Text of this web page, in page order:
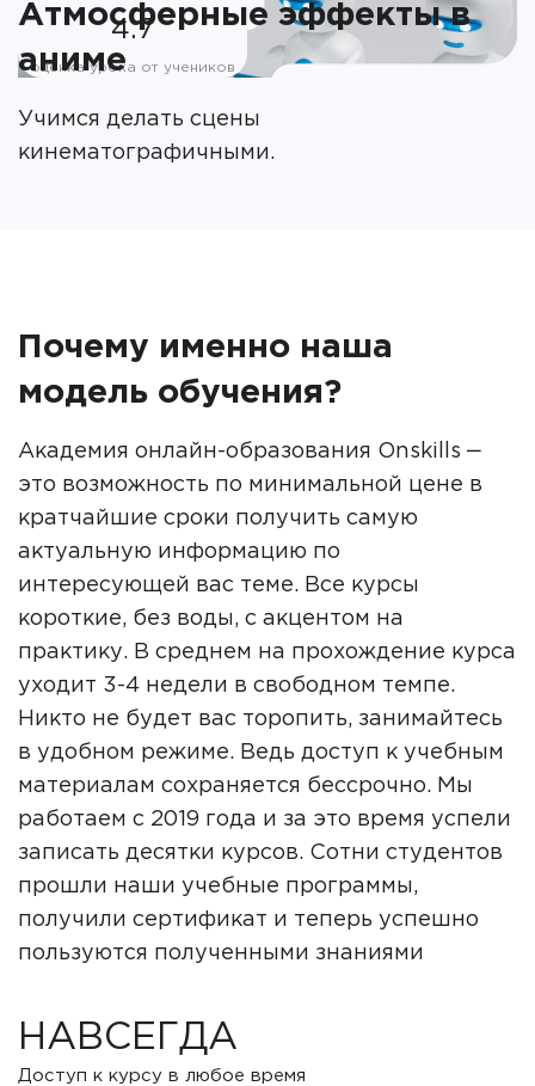
4.7
оценка урока от учеников
Атмосферные эффекты в
аниме
Учимся делать сцены
кинематографичными.
Почему именно наша
модель обучения?
Академия онлайн-образования Onskills ‒
это возможность по минимальной цене в
кратчайшие сроки получить самую
актуальную информацию по
интересующей вас теме. Все курсы
короткие, без воды, с акцентом на
практику. В среднем на прохождение курса
уходит 3-4 недели в свободном темпе.
Никто не будет вас торопить, занимайтесь
в удобном режиме. Ведь доступ к учебным
материалам сохраняется бессрочно. Мы
работаем с 2019 года и за это время успели
записать десятки курсов. Сотни студентов
прошли наши учебные программы,
получили сертификат и теперь успешно
пользуются полученными знаниями
НАВСЕГДА
Доступ к курсу в любое время